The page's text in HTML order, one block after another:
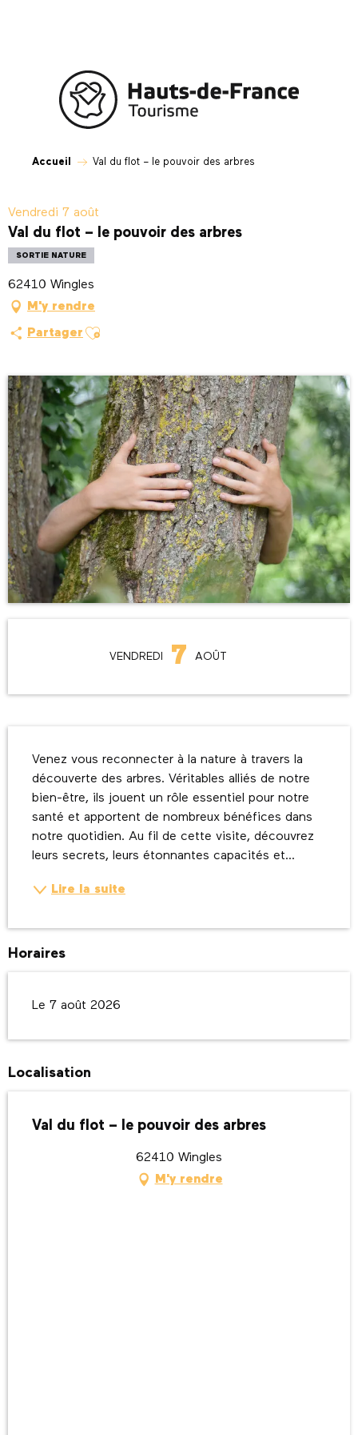
Accueil Val du flot – le pouvoir des arbres
Vendredi 7 août
Val du flot – le pouvoir des arbres
SORTIE NATURE
62410 Wingles
M'y rendre
Partager Ajouter aux favoris
VENDREDI 7 AOÛT
Venez vous reconnecter à la nature à travers la
découverte des arbres. Véritables alliés de notre
bien-être, ils jouent un rôle essentiel pour notre
santé et apportent de nombreux bénéfices dans
notre quotidien. Au fil de cette visite, découvrez
leurs secrets, leurs étonnantes capacités et...
Lire la suite
Horaires
Le 7 août 2026
Localisation
Val du flot – le pouvoir des arbres
62410 Wingles
M'y rendre